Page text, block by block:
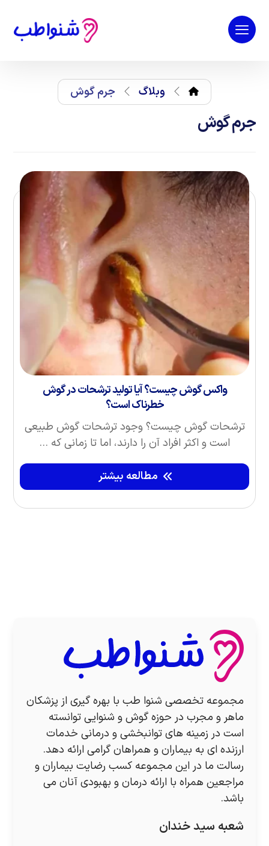
وبلاگ جرم گوش
جرم گوش
واکس گوش چیست؟ آیا تولید ترشحات در گوش
خطرناک است؟
ترشحات گوش چیست؟ وجود ترشحات گوش طبیعی
است و اکثر افراد آن را دارند، اما تا زمانی که ...
مطالعه بیشتر
مجموعه تخصصی شنوا طب با بهره گیری از پزشکان
ماهر و مجرب در حوزه گوش و شنوایی توانسته
است در زمینه های توانبخشی و درمانی خدمات
ارزنده ای به بیماران و همراهان گرامی ارائه دهد.
رسالت ما در این مجموعه کسب رضایت بیماران و
مراجعین همراه با ارائه درمان و بهبودی آنان می
باشد.
شعبه سید خندان